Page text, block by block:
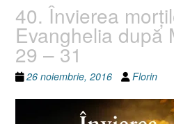
40. Învierea
Evanghelia după
29 – 31
26 noiembrie, 2016 Florin